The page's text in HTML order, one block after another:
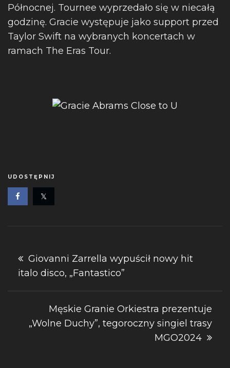
Północnej. Tournee wyprzedało się w niecałą
godzinę. Gracie występuje jako support przed
Taylor Swift na wybranych koncertach w
ramach The Eras Tour.
UDOSTĘPNIJ
Nawigacja
wpisu
Giovanni Zarrella wypuścił nowy hit
italo disco, „Fantastico”
Męskie Granie Orkiestra prezentuje
„Wolne Duchy”, tegoroczny singiel trasy
MGO2024